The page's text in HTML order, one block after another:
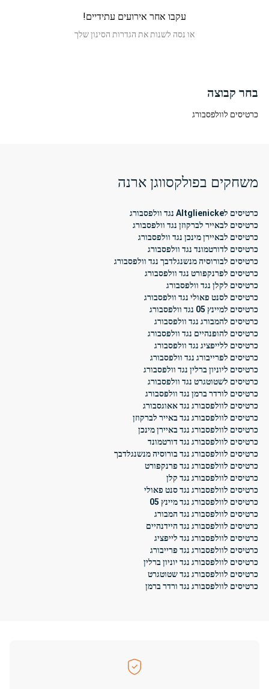
עקבו אחר אירועים עתידיים!
או נסה לשנות את הגדרות הסינון שלך
בחר קבוצה
כרטיסים לוולפסבורג
משחקים בפולקסווגן ארנה
כרטיסים לAltglienicke נגד וולפסבורג
כרטיסים לבאייר לברקוזן נגד וולפסבורג
כרטיסים לבאיירן מינכן נגד וולפסבורג
כרטיסים לדורטמונד נגד וולפסבורג
כרטיסים לבורוסיה מנשנגלדבך נגד וולפסבורג
כרטיסים לפרנקפורט נגד וולפסבורג
כרטיסים לקלן נגד וולפסבורג
כרטיסים לסנט פאולי נגד וולפסבורג
כרטיסים למיינץ 05 נגד וולפסבורג
כרטיסים להמבורג נגד וולפסבורג
כרטיסים להופנהיים נגד וולפסבורג
כרטיסים ללייפציג נגד וולפסבורג
כרטיסים לפרייבורג נגד וולפסבורג
כרטיסים ליוניון ברלין נגד וולפסבורג
כרטיסים לשטוטגרט נגד וולפסבורג
כרטיסים לורדר ברמן נגד וולפסבורג
כרטיסים לוולפסבורג נגד אאוגסבורג
כרטיסים לוולפסבורג נגד באייר לברקוזן
כרטיסים לוולפסבורג נגד באיירן מינכן
כרטיסים לוולפסבורג נגד דורטמונד
כרטיסים לוולפסבורג נגד בורוסיה מנשנגלדבך
כרטיסים לוולפסבורג נגד פרנקפורט
כרטיסים לוולפסבורג נגד קלן
כרטיסים לוולפסבורג נגד סנט פאולי
כרטיסים לוולפסבורג נגד מיינץ 05
כרטיסים לוולפסבורג נגד המבורג
כרטיסים לוולפסבורג נגד היידנהיים
כרטיסים לוולפסבורג נגד לייפציג
כרטיסים לוולפסבורג נגד פרייבורג
כרטיסים לוולפסבורג נגד יוניון ברלין
כרטיסים לוולפסבורג נגד שטוטגרט
כרטיסים לוולפסבורג נגד ורדר ברמן